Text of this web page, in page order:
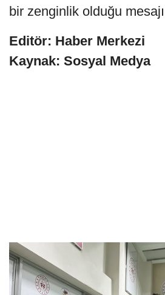
bir zenginlik olduğu
Editör: Haber Merkezi
Kaynak: Sosyal Medya